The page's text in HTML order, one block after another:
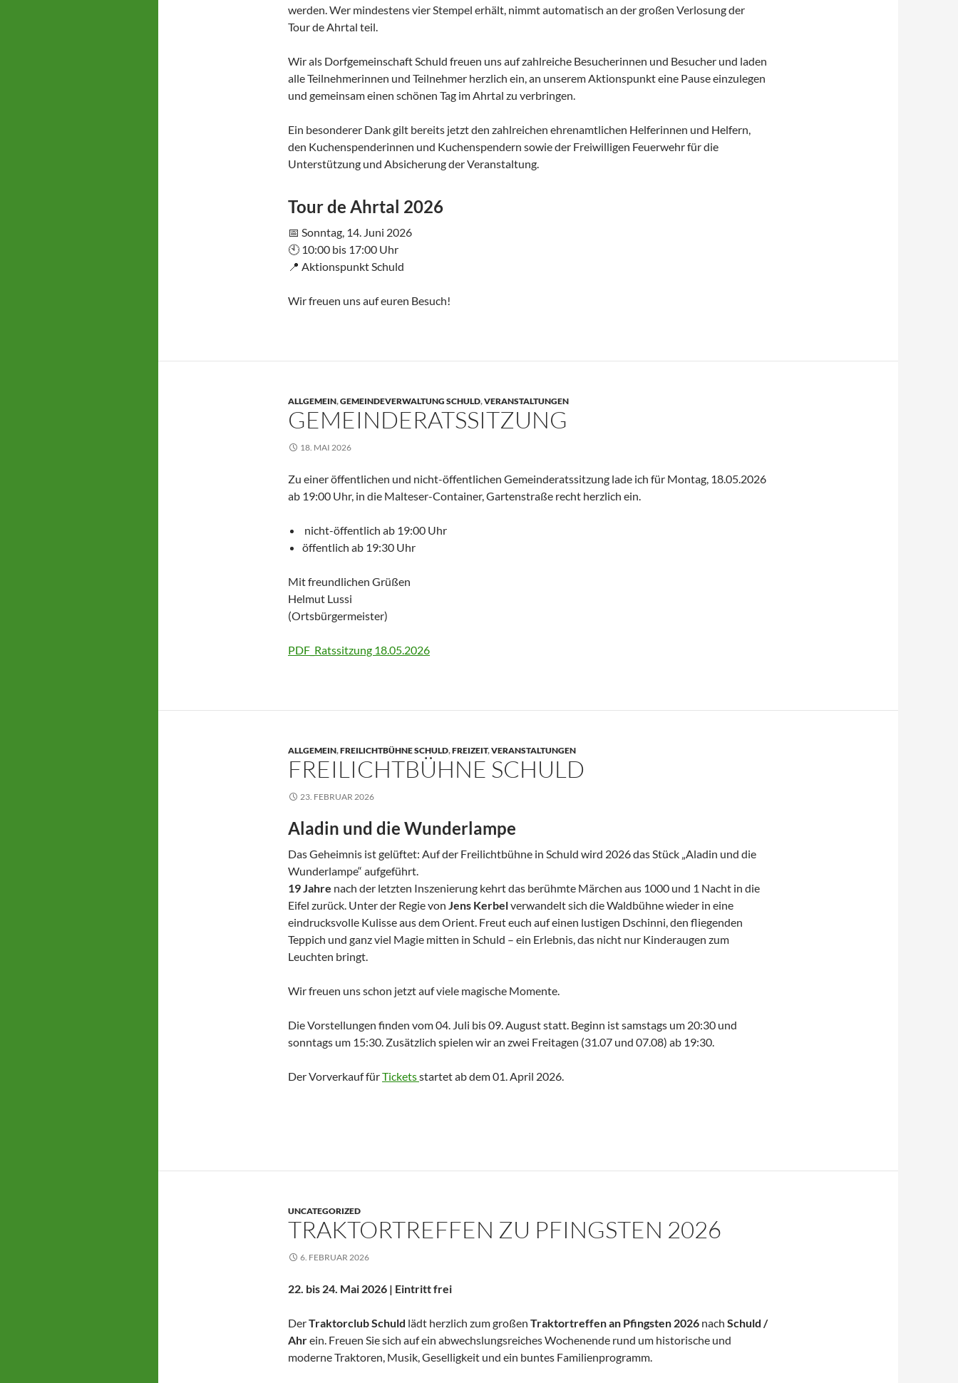
werden. Wer mindestens vier Stempel erhält, nimmt automatisch an der großen Verlosung der
Tour de Ahrtal teil.
Wir als Dorfgemeinschaft Schuld freuen uns auf zahlreiche Besucherinnen und Besucher und laden
alle Teilnehmerinnen und Teilnehmer herzlich ein, an unserem Aktionspunkt eine Pause einzulegen
und gemeinsam einen schönen Tag im Ahrtal zu verbringen.
Ein besonderer Dank gilt bereits jetzt den zahlreichen ehrenamtlichen Helferinnen und Helfern,
den Kuchenspenderinnen und Kuchenspendern sowie der Freiwilligen Feuerwehr für die
Unterstützung und Absicherung der Veranstaltung.
Tour de Ahrtal 2026
📅 Sonntag, 14. Juni 2026
🕙 10:00 bis 17:00 Uhr
📍 Aktionspunkt Schuld
Wir freuen uns auf euren Besuch!
ALLGEMEIN,GEMEINDEVERWALTUNG SCHULD,VERANSTALTUNGEN
GEMEINDERATSSITZUNG
18. MAI 2026
Zu einer öffentlichen und nicht-öffentlichen Gemeinderatssitzung lade ich für Montag, 18.05.2026
ab 19:00 Uhr, in die Malteser-Container, Gartenstraße recht herzlich ein.
nicht-öffentlich ab 19:00 Uhr
öffentlich ab 19:30 Uhr
Mit freundlichen Grüßen
Helmut Lussi
(Ortsbürgermeister)
PDF_Ratssitzung 18.05.2026
ALLGEMEIN,FREILICHTBÜHNE SCHULD,FREIZEIT,VERANSTALTUNGEN
FREILICHTBÜHNE SCHULD
23. FEBRUAR 2026
Aladin und die Wunderlampe
Das Geheimnis ist gelüftet: Auf der Freilichtbühne in Schuld wird 2026 das Stück „Aladin und die
Wunderlampe“ aufgeführt.
19 Jahre nach der letzten Inszenierung kehrt das berühmte Märchen aus 1000 und 1 Nacht in die
Eifel zurück. Unter der Regie von Jens Kerbelverwandelt sich die Waldbühne wieder in eine
eindrucksvolle Kulisse aus dem Orient. Freut euch auf einen lustigen Dschinni, den fliegenden
Teppich und ganz viel Magie mitten in Schuld – ein Erlebnis, das nicht nur Kinderaugen zum
Leuchten bringt.
Wir freuen uns schon jetzt auf viele magische Momente.
Die Vorstellungen finden vom 04. Juli bis 09. August statt. Beginn ist samstags um 20:30 und
sonntags um 15:30. Zusätzlich spielen wir an zwei Freitagen (31.07 und 07.08) ab 19:30.
Der Vorverkauf fürTicketsstartet ab dem 01. April 2026.
UNCATEGORIZED
TRAKTORTREFFEN ZU PFINGSTEN 2026
6. FEBRUAR 2026
22. bis 24. Mai 2026 | Eintritt frei
DerTraktorclub Schuld lädt herzlich zum großen Traktortreffen an Pfingsten 2026 nach Schuld /
Ahrein. Freuen Sie sich auf ein abwechslungsreiches Wochenende rund um historische und
moderne Traktoren, Musik, Geselligkeit und ein buntes Familienprogramm.